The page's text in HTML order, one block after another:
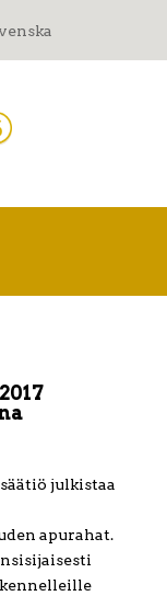
julkistaa
apurahat.